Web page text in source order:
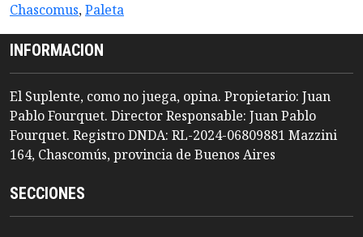
Chascomus,Paleta
INFORMACION
El Suplente, como no juega, opina. Propietario: Juan
Pablo Fourquet. Director Responsable: Juan Pablo
Fourquet. Registro DNDA: RL-2024-06809881 Mazzini
164, Chascomús, provincia de Buenos Aires
SECCIONES